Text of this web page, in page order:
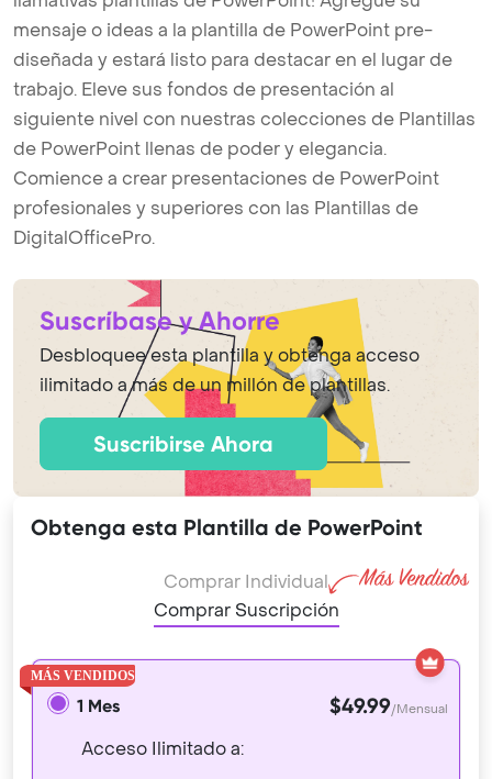
mensaje o ideas a la plantilla de PowerPoint pre-
diseñada y estará listo para destacar en el lugar de
trabajo. Eleve sus fondos de presentación al
siguiente nivel con nuestras colecciones de Plantillas
de PowerPoint llenas de poder y elegancia.
Comience a crear presentaciones de PowerPoint
profesionales y superiores con las Plantillas de
DigitalOfficePro.
Suscríbase y Ahorre
Desbloquee esta plantilla y obtenga acceso
ilimitado a más de un millón de plantillas.
Suscribirse Ahora
Obtenga esta Plantilla de PowerPoint
Comprar Individual
Comprar Suscripción
1 Mes $49.99/Mensual
Acceso Ilimitado a: